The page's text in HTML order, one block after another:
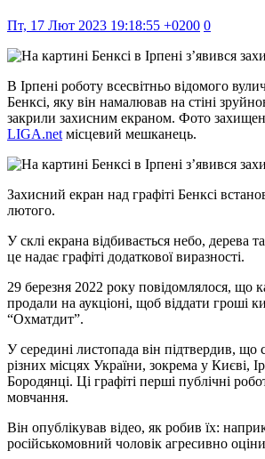
Пт, 17 Лют 2023 19:18:55 +0200 0
В Ірпені роботу всесвітньо відомого
Бенксі, яку він намалював на стіні
закрили захисним екраном. Фото
LIGA.net місцевий мешканець.
Захисний екран над графіті Бенксі
лютого.
У склі екрана відбивається небо, дерева
це надає графіті додаткової виразності.
29 березня 2022 року повідомлялося, що
продали на аукціоні, щоб віддати гроші
“Охматдит”.
У середині листопада він підтвердив, що
різних місцях України, зокрема у Києві,
Бородянці. Ці графіті перші публічні
мовчання.
Він опублікував відео, як робив їх:
російськомовний чоловік агресивно